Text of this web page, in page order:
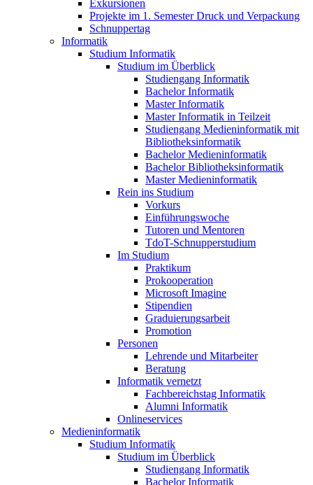
Exkursionen
Projekte im 1. Semester Druck und Verpackung
Schnuppertag
Informatik
Studium Informatik
Studium im Überblick
Studiengang Informatik
Bachelor Informatik
Master Informatik
Master Informatik in Teilzeit
Studiengang Medieninformatik mit
Bibliotheksinformatik
Bachelor Medieninformatik
Bachelor Bibliotheksinformatik
Master Medieninformatik
Rein ins Studium
Vorkurs
Einführungswoche
Tutoren und Mentoren
TdoT-Schnupperstudium
Im Studium
Praktikum
Prokooperation
Microsoft Imagine
Stipendien
Graduierungsarbeit
Promotion
Personen
Lehrende und Mitarbeiter
Beratung
Informatik vernetzt
Fachbereichstag Informatik
Alumni Informatik
Onlineservices
Medieninformatik
Studium Informatik
Studium im Überblick
Studiengang Informatik
Bachelor Informatik